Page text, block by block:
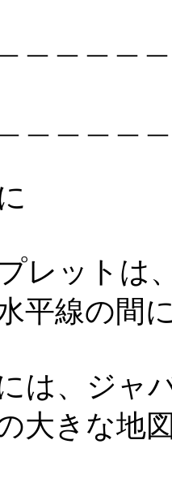
レットは
平線の間
は、ジャ
大きな地